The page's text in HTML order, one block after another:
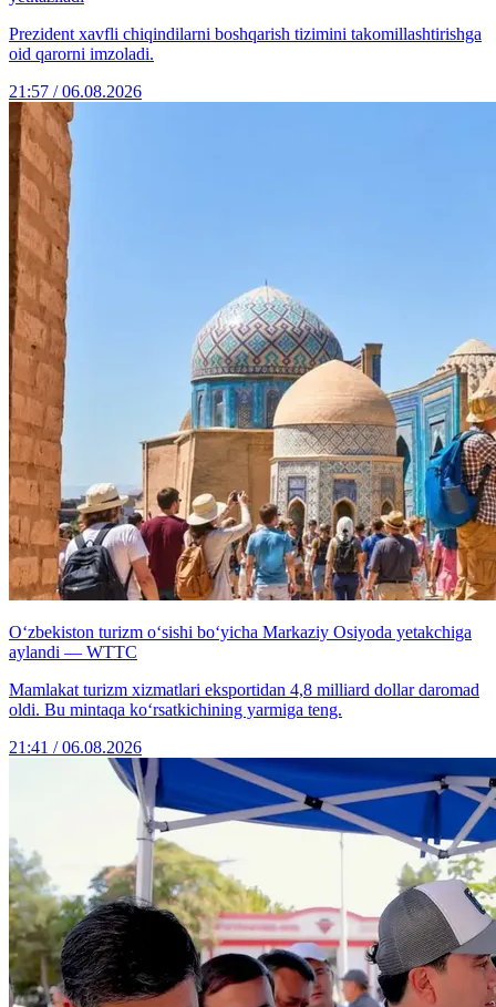
Prezident xavfli chiqindilarni boshqarish tizimini takomillashtirishga
oid qarorni imzoladi.
21:57 / 06.08.2026
O‘zbekiston turizm o‘sishi bo‘yicha Markaziy Osiyoda yetakchiga
aylandi — WTTC
Mamlakat turizm xizmatlari eksportidan 4,8 milliard dollar daromad
oldi. Bu mintaqa ko‘rsatkichining yarmiga teng.
21:41 / 06.08.2026